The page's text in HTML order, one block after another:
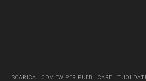
SCARICA LODVIEW PER PUBBLICARE I TUOI DATI